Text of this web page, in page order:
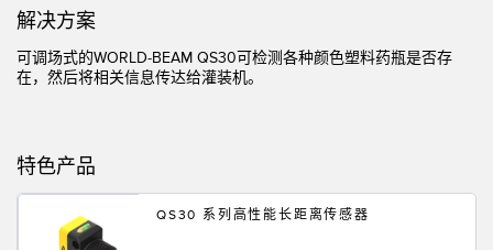
槽形和标签传感器
色标、颜色和荧光传感器
温度传感器
检测阵列和宽光束传感器
状态监测传感器
预测性维护与状态监控
冲洗
IO-Link
解决方案
可调场式的WORLD-BEAM QS30可检测各种颜色塑料药瓶是否存
在，然后将相关信息传达给灌装机。
特色产品
QS30 系列高性能长距离传感器